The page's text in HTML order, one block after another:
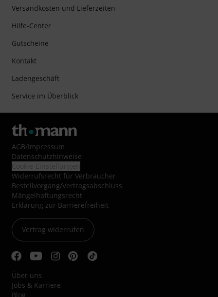
Versandkosten und Lieferzeiten
Hilfe-Center
Gutscheine
Kontakt
Ladengeschäft
Service im Überblick
AGB/Impressum
Datenschutzhinweise
Widerrufsrecht für Verbraucher
Bestellvorgang/Vertragsabschluss
Mängelhaftungsrecht
Erklärung zur Barrierefreiheit
Vertrag widerrufen
Über uns
Jobs & Karriere
Blog